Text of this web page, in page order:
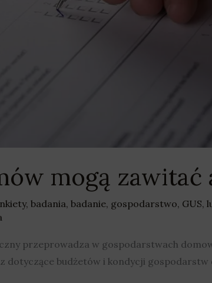
mogą zawitać
, badania, badanie, gospodarstwo, GUS,
przeprowadza w gospodarstwach
dotyczące budżetów i kondycji gospodarstw